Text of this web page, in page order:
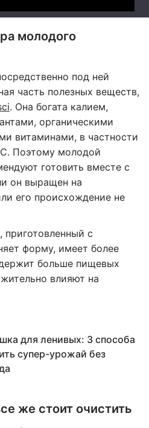
молодого
под ней
часть полезных веществ,
. Она богата калием,
органическими
витаминами, в частности
Поэтому молодой
готовить вместе с
он выращен на
его происхождение не
приготовленный с
форму, имеет более
больше пищевых
влияют на
для ленивых: 3 способа
супер-урожай без
же стоит очистить